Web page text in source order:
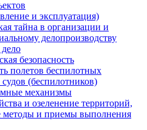
и эксплуатация)
тайна в организации и
делопроизводству
безопасность
полетов беспилотных
(беспилотников)
механизмы
и озеленение территорий,
методы и приемы выполнения